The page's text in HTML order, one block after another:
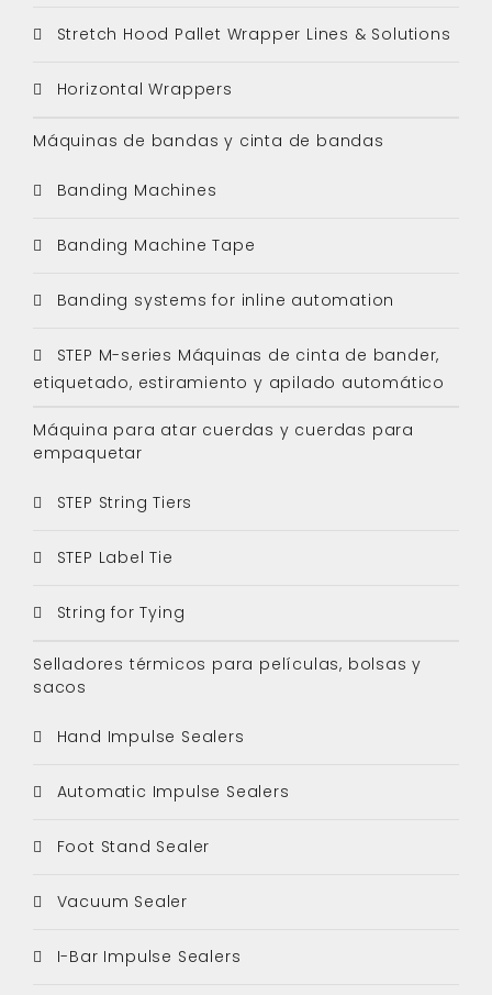
Stretch Hood Pallet Wrapper Lines & Solutions
Horizontal Wrappers
Máquinas de bandas y cinta de bandas
Banding Machines
Banding Machine Tape
Banding systems for inline automation
STEP M-series Máquinas de cinta de bander,
etiquetado, estiramiento y apilado automático
Máquina para atar cuerdas y cuerdas para
empaquetar
STEP String Tiers
STEP Label Tie
String for Tying
Selladores térmicos para películas, bolsas y
sacos
Hand Impulse Sealers
Automatic Impulse Sealers
Foot Stand Sealer
Vacuum Sealer
I-Bar Impulse Sealers